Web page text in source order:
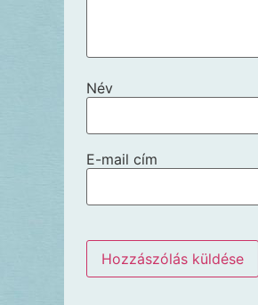
Név
E-mail cím